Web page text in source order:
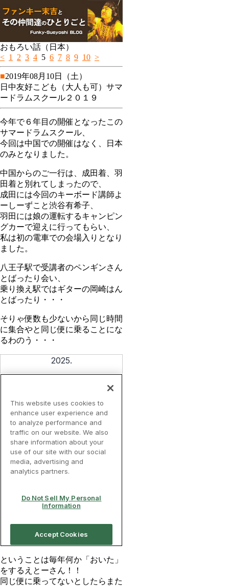
おもろい話（日本）
< 1 2 3 4 5 6 7 8 9 10 >
■2019年08月10日（土）
日中友好こども（大人も可）サマ
ードラムスクール２０１９
今年で６年目の開催となったこの
サマードラムスクール、
今回は中国での開催はなく、日本
のみとなりました。
中国からのご一行は、成田着、羽
田着と別れてしまったので、
成田には今回のキーボード講師よ
ーしーずこと渋谷有希子、
羽田には娘の運転するキャンピン
グカーで迎えに行ってもらい、
私は初の電車での会場入りとなり
ました。
八王子駅で受講者のペンギンさん
とばったり会い、
乗り換え駅ではギターの岡崎はん
とばったり・・・
そりゃ便数も少ないから同じ時間
に集合やと同じ便に乗ることにな
るわのう・・・
ということは毎年何か「おいた」
をするえとーさん！！
同じ便に乗ってないとしたらまた